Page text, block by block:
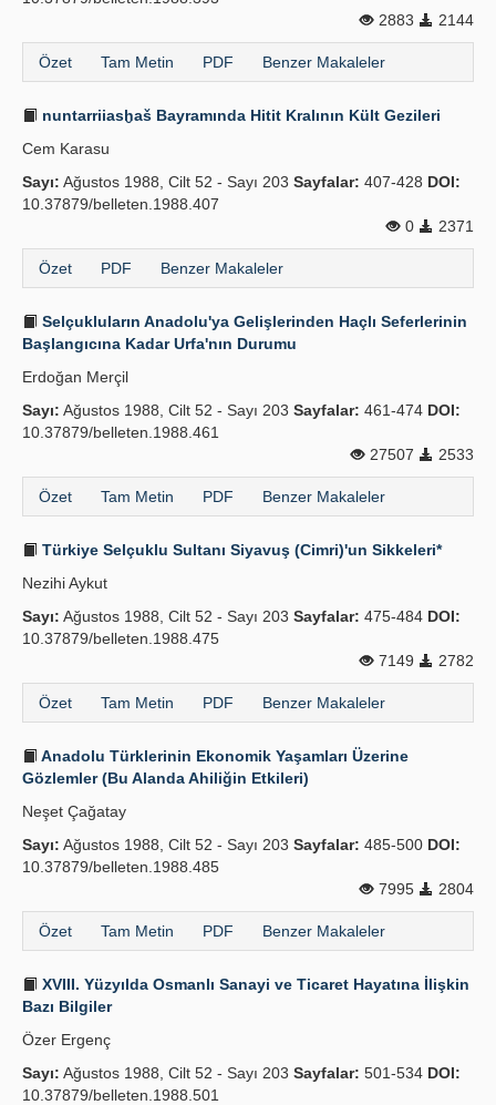
2883
2144
Özet Tam Metin PDF Benzer Makaleler
nuntarriiasḫaš Bayramında Hitit Kralının Kült Gezileri
Cem Karasu
Sayı: Ağustos 1988, Cilt 52 - Sayı 203 Sayfalar: 407-428 DOI:
10.37879/belleten.1988.407
0
2371
Özet PDF Benzer Makaleler
Selçukluların Anadolu'ya Gelişlerinden Haçlı Seferlerinin
Başlangıcına Kadar Urfa'nın Durumu
Erdoğan Merçil
Sayı: Ağustos 1988, Cilt 52 - Sayı 203 Sayfalar: 461-474 DOI:
10.37879/belleten.1988.461
27507
2533
Özet Tam Metin PDF Benzer Makaleler
Türkiye Selçuklu Sultanı Siyavuş (Cimri)'un Sikkeleri*
Nezihi Aykut
Sayı: Ağustos 1988, Cilt 52 - Sayı 203 Sayfalar: 475-484 DOI:
10.37879/belleten.1988.475
7149
2782
Özet Tam Metin PDF Benzer Makaleler
Anadolu Türklerinin Ekonomik Yaşamları Üzerine
Gözlemler (Bu Alanda Ahiliğin Etkileri)
Neşet Çağatay
Sayı: Ağustos 1988, Cilt 52 - Sayı 203 Sayfalar: 485-500 DOI:
10.37879/belleten.1988.485
7995
2804
Özet Tam Metin PDF Benzer Makaleler
XVIII. Yüzyılda Osmanlı Sanayi ve Ticaret Hayatına İlişkin
Bazı Bilgiler
Özer Ergenç
Sayı: Ağustos 1988, Cilt 52 - Sayı 203 Sayfalar: 501-534 DOI:
10.37879/belleten.1988.501